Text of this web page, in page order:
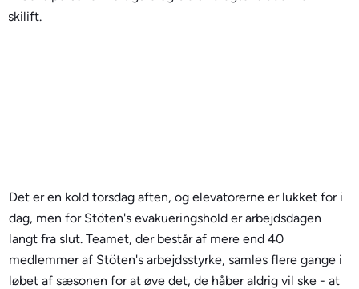
Det er en kold torsdag aften, og elevatorerne er lukket for i
dag, men for Stöten's evakueringshold er arbejdsdagen
langt fra slut. Teamet, der består af mere end 40
medlemmer af Stöten's arbejdsstyrke, samles flere gange i
løbet af sæsonen for at øve det, de håber aldrig vil ske - at